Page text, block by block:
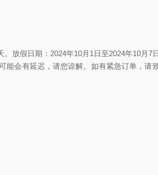
放假日期：2024年10月1日至2024年10月7
会有延迟，请您谅解。如有紧急订单，请